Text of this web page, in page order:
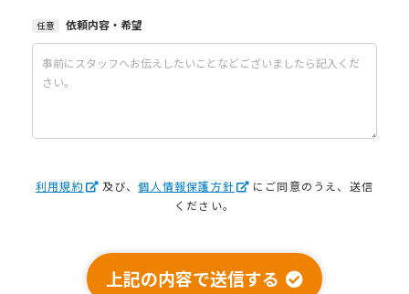
任意 依頼内容・希望
利用規約 及び、個人情報保護方針
にご同意のうえ、送信
ください。
上記の内容で送信する